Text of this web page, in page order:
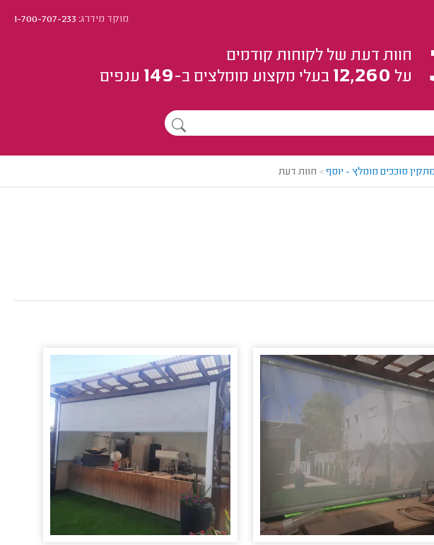
מוקד מידרג:1-700-707-233
חוות דעת של לקוחות קודמים
על 12,260 בעלי מקצוע מומלצים ב-149 ענפים
סוככים מומלץ - יוסף> חוות דעת